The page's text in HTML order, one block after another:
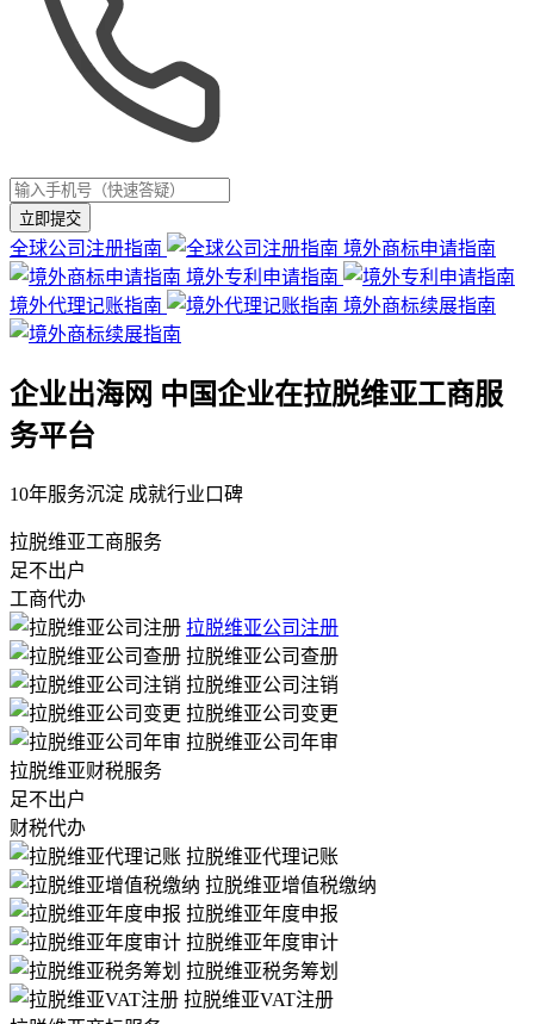
立即提交
全球公司注册指南
境外商标申请指南
境外专利申请指南
境外代理记账指南
境外商标续展指南
企业出海网 中国企业在拉脱维亚工商服
务平台
10年服务沉淀 成就行业口碑
拉脱维亚工商服务
足不出户
工商代办
拉脱维亚公司注册
拉脱维亚公司查册
拉脱维亚公司注销
拉脱维亚公司变更
拉脱维亚公司年审
拉脱维亚财税服务
足不出户
财税代办
拉脱维亚代理记账
拉脱维亚增值税缴纳
拉脱维亚年度申报
拉脱维亚年度审计
拉脱维亚税务筹划
拉脱维亚VAT注册